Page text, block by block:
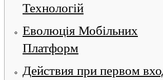
Технологій
Еволюція Мобільних
Платформ
Действия при первом